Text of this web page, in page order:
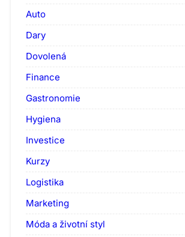
Auto
Dary
Dovolená
Finance
Gastronomie
Hygiena
Investice
Kurzy
Logistika
Marketing
Móda a životní styl